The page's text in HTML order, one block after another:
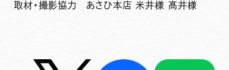
取材・撮影協力 あさひ本店 米井様 髙井様